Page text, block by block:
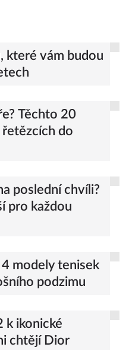
které vám budou
Těchto 20
do
poslední chvíli?
pro každou
modely tenisek
podzimu
k ikonické
chtějí Dior